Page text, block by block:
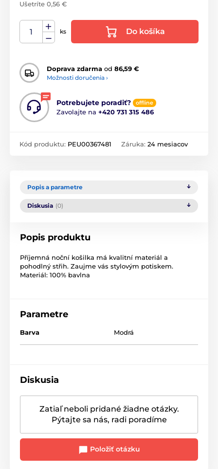
Ušetríte 0,56 €
ks Do košíka
Doprava zdarma od 86,59 €
Možnosti doručenia ›
Potrebujete poradiť? offline
Zavolajte na +420 731 315 486
Kód produktu: PEU00367481 Záruka: 24 mesiacov
Popis a parametre
Diskusia (0)
Popis produktu
Příjemná noční košilka má kvalitní materiál a
pohodlný střih. Zaujme vás stylovým potiskem.
Materiál: 100% bavlna
Parametre
Barva Modrá
Diskusia
Zatiaľ neboli pridané žiadne otázky.
Pýtajte sa nás, radi poradíme
Položiť otázku